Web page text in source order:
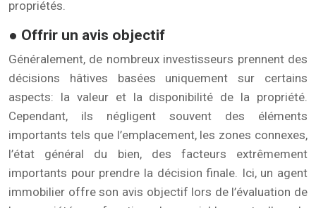
propriétés.
● Offrir un avis objectif
Généralement, de nombreux investisseurs prennent des
décisions hâtives basées uniquement sur certains
aspects: la valeur et la disponibilité de la propriété.
Cependant, ils négligent souvent des éléments
importants tels que l’emplacement, les zones connexes,
l’état général du bien, des facteurs extrêmement
importants pour prendre la décision finale. Ici, un agent
immobilier offre son avis objectif lors de l’évaluation de